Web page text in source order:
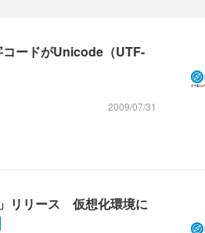
ードがUnicode（UTF-
2009/07/31
リリース 仮想化環境に